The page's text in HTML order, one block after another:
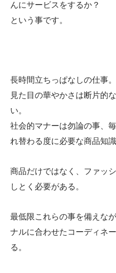
んにサービスをするか？
という事です。
長時間立ちっぱなしの仕事。
見た目の華やかさは断片的
い。
社会的マナーは勿論の事、
れ替わる度に必要な商品知識
商品だけではなく、ファッ
しとく必要がある。
最低限これらの事を備えな
ナルに合わせたコーディネ
る。